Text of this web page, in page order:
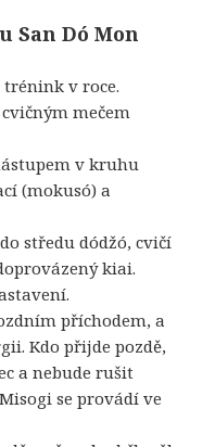
San Dó Mon
v roce.
mečem
v kruhu
(mokusó) a
středu dódžó, cvičí
kiai.
příchodem, a
Kdo přijde pozdě,
a nebude rušit
se provádí ve